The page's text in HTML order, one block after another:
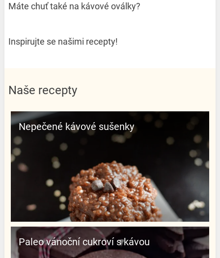
Máte chuť také na kávové oválky?
Inspirujte se našimi recepty!
Naše recepty
Nepečené kávové sušenky
Paleo vánoční cukroví s kávou